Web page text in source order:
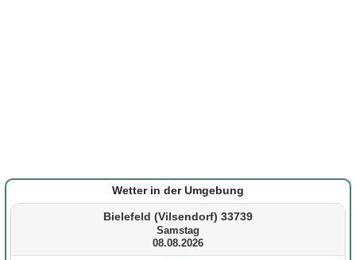
Wetter in der Umgebung
Bielefeld (Vilsendorf) 33739
Samstag
08.08.2026